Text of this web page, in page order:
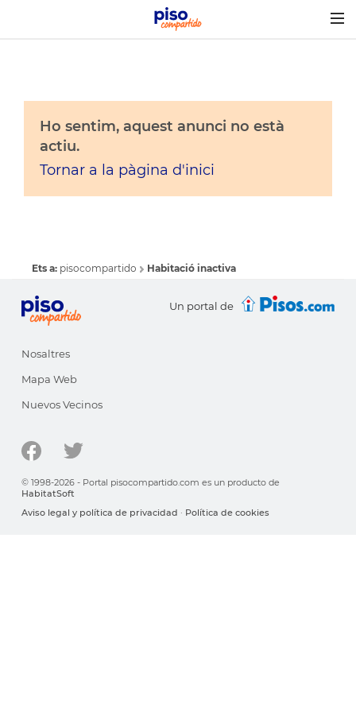
Ho sentim, aquest anunci no està
actiu.
Tornar a la pàgina d'inici
Ets a: pisocompartido Habitació inactiva
Un portal de
Nosaltres
Mapa Web
Nuevos Vecinos
© 1998-2026 - Portal pisocompartido.com es un producto de
HabitatSoft
Aviso legal y política de privacidad · Política de cookies